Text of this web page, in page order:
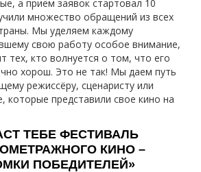
а прием заявок стартовал 10
множество обращений из всех
Мы уделяем каждому
свою работу особое внимание,
тех, кто волнуется о том, что его
хорош. Это не так! Мы даем путь
режиссёру, сценаристу или
которые представили свое кино на
ТЕБЕ ФЕСТИВАЛЬ
КИНО –
ПОБЕДИТЕЛЕЙ»